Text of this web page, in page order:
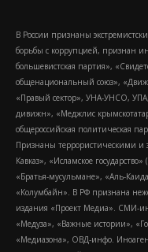
В России признаны
борьбы с коррупцией, признан
большевистская партия»,
общенациональный союз»,
«Правый сектор», УНА-УНСО,
дивижн», «Меджлис
общероссийская политическая
Признаны террористическими
Кавказ», «Исламское
«Братья-мусульмане», «Аль-
«Колумбайн». В РФ признана
издания «Проект Медиа». СМИ-
«Медуза», «Важные истории»,
«Медиазона», ОВД-инфо.